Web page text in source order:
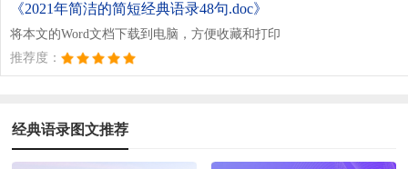
《2021年简洁的简短经典语录48句.doc》
将本文的Word文档下载到电脑，方便收藏和打印
推荐度：
经典语录图文推荐